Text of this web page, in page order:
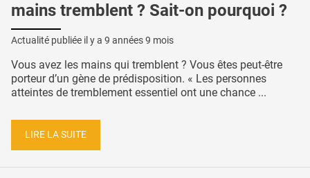
mains tremblent ? Sait-on pourquoi ?
Actualité publiée il y a 9 années 9 mois
Vous avez les mains qui tremblent ? Vous êtes peut-être
porteur d’un gène de prédisposition. « Les personnes
atteintes de tremblement essentiel ont une chance ...
LIRE LA SUITE